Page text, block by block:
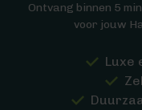
Ontvang binnen 5
voor jouw
Luxe